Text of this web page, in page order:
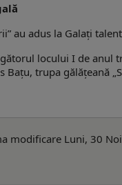
au adus la Galaţi
locului I de anul
Baţu, trupa gălăţeană
modificare Luni, 30